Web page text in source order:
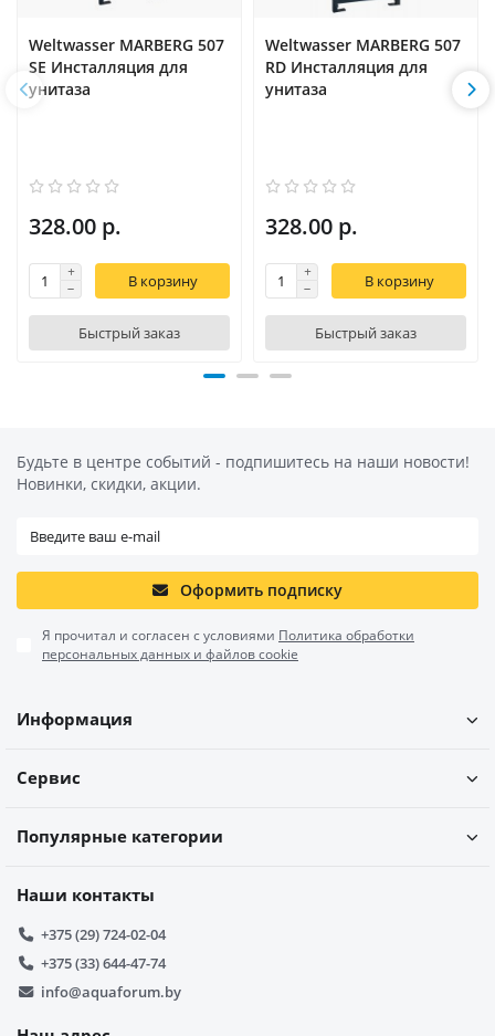
Weltwasser MARBERG 507
SE Инсталляция для
унитаза
328.00 р.
В корзину
Быстрый заказ
Weltwasser MARBERG 507
RD Инсталляция для
унитаза
328.00 р.
В корзину
Быстрый заказ
Будьте в центре событий - подпишитесь на наши новости!
Новинки, скидки, акции.
Оформить подписку
Я прочитал и согласен с условиями Политика обработки
персональных данных и файлов cookie
Информация
Сервис
Популярные категории
Наши контакты
+375 (29) 724-02-04
+375 (33) 644-47-74
info@aquaforum.by